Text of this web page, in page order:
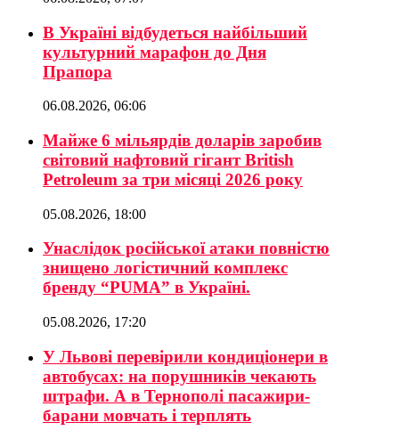
В Україні відбудеться найбільший
культурний марафон до Дня
Прапора
06.08.2026, 06:06
Майже 6 мільярдів доларів заробив
світовий нафтовий гігант British
Petroleum за три місяці 2026 року
05.08.2026, 18:00
Унаслідок російської атаки повністю
знищено логістичний комплекс
бренду “PUMA” в Україні.
05.08.2026, 17:20
У Львові перевірили кондиціонери в
автобусах: на порушників чекають
штрафи. А в Тернополі пасажири-
барани мовчать і терплять